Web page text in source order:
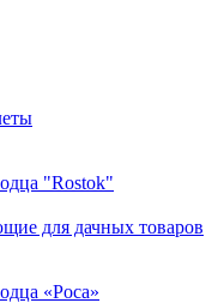
"Rostok"
для дачных товаров
«Роса»